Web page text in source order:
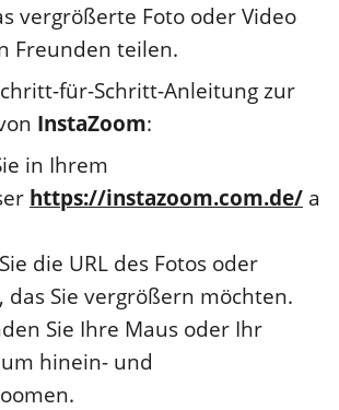
vergrößerte Foto oder Video
Freunden teilen.
für-Schritt-Anleitung zur
InstaZoom:
in Ihrem
https://instazoom.com.de/ a
die URL des Fotos oder
das Sie vergrößern möchten.
Sie Ihre Maus oder Ihr
hinein- und